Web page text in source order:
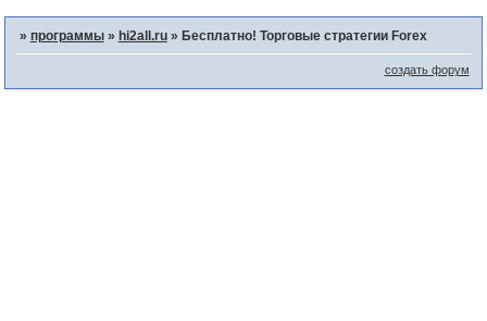
» программы » hi2all.ru » Бесплатно! Торговые стратегии Forex
создать форум